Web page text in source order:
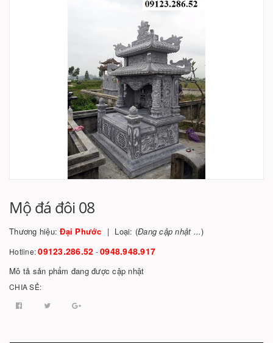
Mộ đá đôi 08
Thương hiệu:Đại Phước Loại: (Đang cập nhật ...)
Hotline:09123.286.52 -0948.948.917
Mô tả sản phẩm đang được cập nhật
CHIA SẺ: